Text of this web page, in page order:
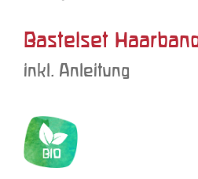
Bastelset
inkl. Anleitung